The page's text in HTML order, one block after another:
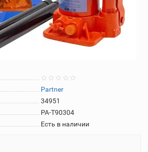
Partner
34951
PA-T90304
Есть в наличии